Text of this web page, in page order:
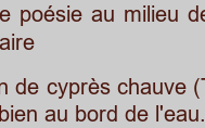
poésie au milieu
de cyprès chauve
au bord de l'eau.